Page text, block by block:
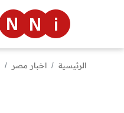
الرئيسية اخبار مصر